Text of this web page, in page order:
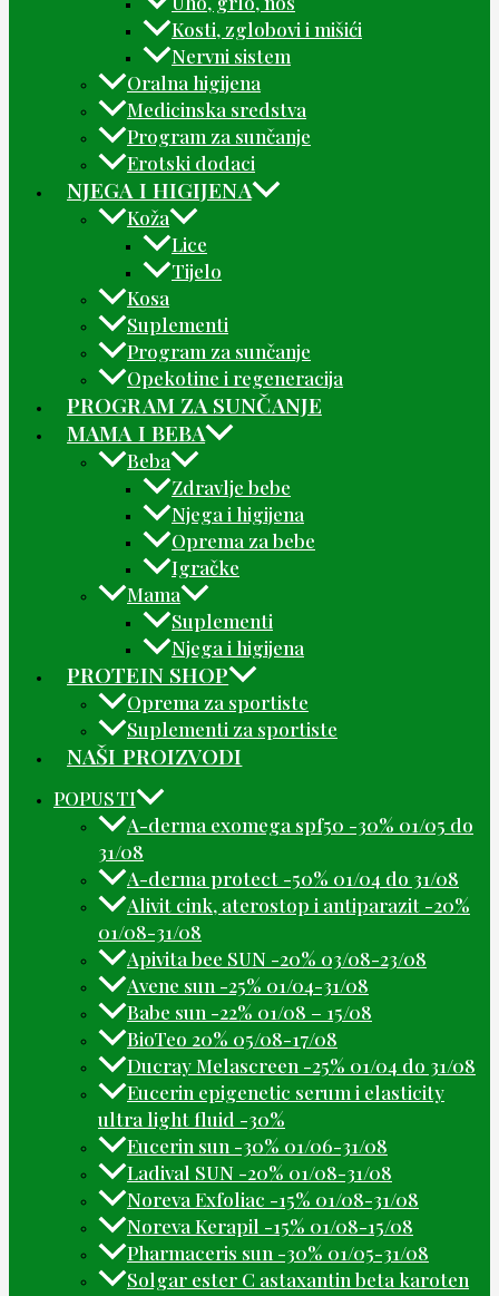
Kosti, zglobovi i mišići
Nervni sistem
Oralna higijena
Medicinska sredstva
Program za sunčanje
Erotski dodaci
NJEGA I HIGIJENA
Koža
Lice
Tijelo
Kosa
Suplementi
Program za sunčanje
Opekotine i regeneracija
PROGRAM ZA SUNČANJE
MAMA I BEBA
Beba
Zdravlje bebe
Njega i higijena
Oprema za bebe
Igračke
Mama
Suplementi
Njega i higijena
PROTEIN SHOP
Oprema za sportiste
Suplementi za sportiste
NAŠI PROIZVODI
POPUSTI
A-derma exomega spf50 -30% 01/05 do
31/08
A-derma protect -50% 01/04 do 31/08
Alivit cink, aterostop i antiparazit -20%
01/08-31/08
Apivita bee SUN -20% 03/08-23/08
Avene sun -25% 01/04-31/08
Babe sun -22% 01/08 – 15/08
BioTeo 20% 05/08-17/08
Ducray Melascreen -25% 01/04 do 31/08
Eucerin epigenetic serum i elasticity
ultra light fluid -30%
Eucerin sun -30% 01/06-31/08
Ladival SUN -20% 01/08-31/08
Noreva Exfoliac -15% 01/08-31/08
Noreva Kerapil -15% 01/08-15/08
Pharmaceris sun -30% 01/05-31/08
Solgar ester C astaxantin beta karoten